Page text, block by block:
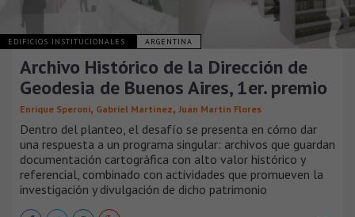
EDIFICIOS INSTITUCIONALES ARGENTINA
Archivo Histórico de la Dirección de
Geodesia de Buenos Aires, 1er. premio
Enrique Speroni, Gabriel Martínez, Juan Martín Flores
Dentro del planteo, el desafío se presenta en cómo dar
una respuesta a un programa singular: archivos que guardan
documentación cartográfica con alto valor histórico y
referencial, combinado con actividades que promueven la
investigación y divulgación de dicho patrimonio